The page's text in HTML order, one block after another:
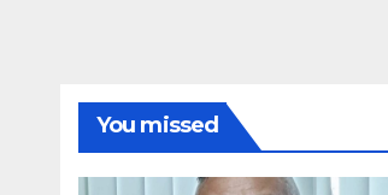
You missed